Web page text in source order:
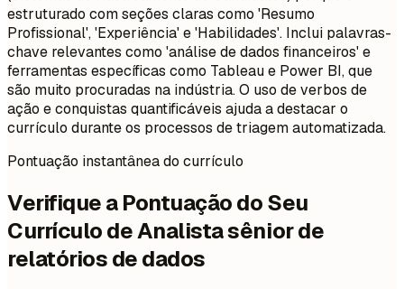
estruturado com seções claras como 'Resumo
Profissional', 'Experiência' e 'Habilidades'. Inclui palavras-
chave relevantes como 'análise de dados financeiros' e
ferramentas específicas como Tableau e Power BI, que
são muito procuradas na indústria. O uso de verbos de
ação e conquistas quantificáveis ajuda a destacar o
currículo durante os processos de triagem automatizada.
Pontuação instantânea do currículo
Verifique a Pontuação do Seu
Currículo de Analista sênior de
relatórios de dados